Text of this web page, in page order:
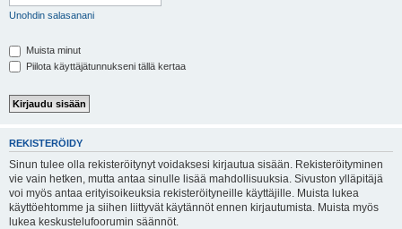
Unohdin salasanani
Muista minut
Piilota käyttäjätunnukseni tällä kertaa
REKISTERÖIDY
Sinun tulee olla rekisteröitynyt voidaksesi kirjautua sisään. Rekisteröityminen
vie vain hetken, mutta antaa sinulle lisää mahdollisuuksia. Sivuston ylläpitäjä
voi myös antaa erityisoikeuksia rekisteröityneille käyttäjille. Muista lukea
käyttöehtomme ja siihen liittyvät käytännöt ennen kirjautumista. Muista myös
lukea keskustelufoorumin säännöt.